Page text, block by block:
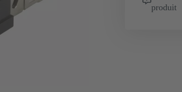
produit